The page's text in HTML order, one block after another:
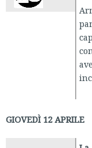
GIOVEDÌ 12 APRILE